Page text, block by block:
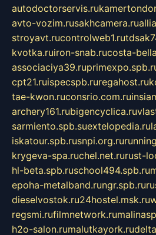
autodoctorservis.ru
avto-vozim.rusakhcamera.ru
stroyavt.rucontrolweb1.ru
kvotka.ruiron-snab.rucosta-
associaciya39.ru
cpt21.ruispecspb.ruregahost.ru
tae-kwon.ruconsrio.com.ru
archery161.rubigencyclica.ru
sarmiento.spb.suextelopedia.ru
iskatour.spb.rusnpi.org.ru
krygeva-spa.ruchel.net.rurust-
hl-beta.spb.ruschool494.spb.ru
epoha-metalband.rungr.spb.ru
dieselvostok.ru24hostel.msk.ru
regsmi.rufilmnetwork.ru
h2o-salon.rumalutkayork.ru